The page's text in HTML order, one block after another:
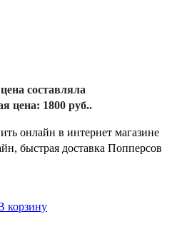
составляла
цена: 1800 руб..
онлайн в интернет магазине
быстрая доставка Попперсов
корзину